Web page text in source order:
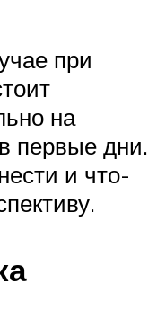
при
на
первые дни.
и что-